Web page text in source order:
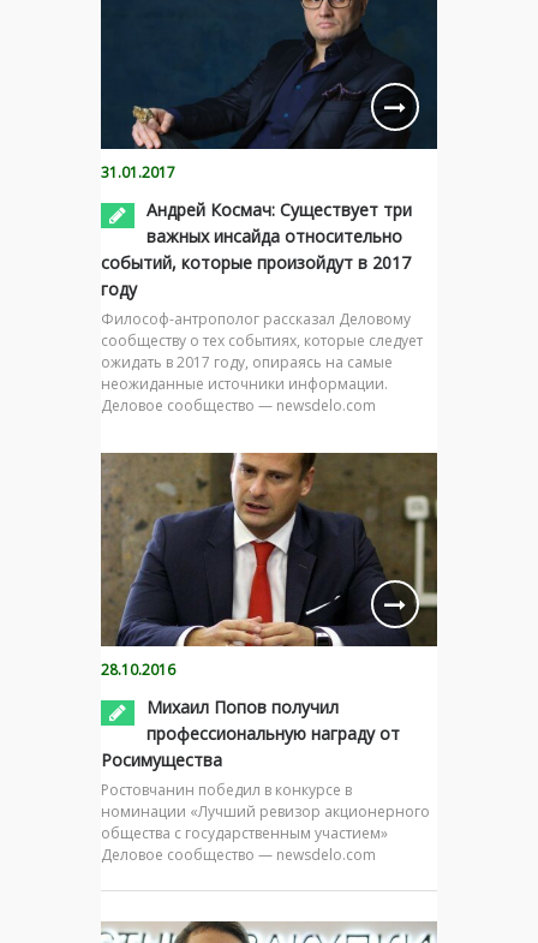
31.01.2017
Андрей Космач: Существует три
важных инсайда относительно
событий, которые произойдут в 2017
году
Философ-антрополог рассказал Деловому
сообществу о тех событиях, которые следует
ожидать в 2017 году, опираясь на самые
неожиданные источники информации.
Деловое сообщество — newsdelo.com
28.10.2016
Михаил Попов получил
профессиональную награду от
Росимущества
Ростовчанин победил в конкурсе в
номинации «Лучший ревизор акционерного
общества с государственным участием»
Деловое сообщество — newsdelo.com